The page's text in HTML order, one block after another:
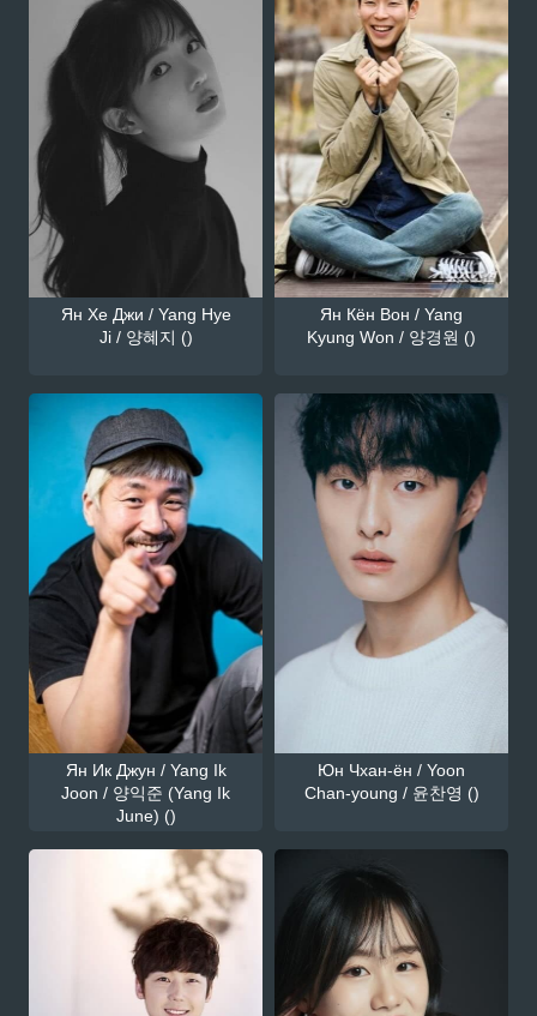
Ян Хе Джи / Yang Hye
Ji / 양혜지 ()
Ян Кён Вон / Yang
Kyung Won / 양경원 ()
Ян Ик Джун / Yang Ik
Joon / 양익준 (Yang Ik
June) ()
Юн Чхан-ён / Yoon
Chan-young / 윤찬영 ()